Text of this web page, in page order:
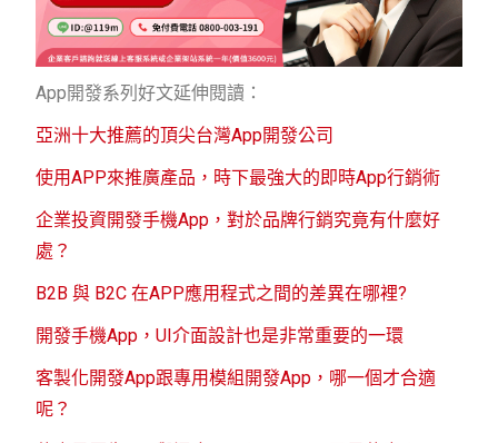
App開發系列好文延伸閱讀：
亞洲十大推薦的頂尖台灣App開發公司
使用APP來推廣產品，時下最強大的即時App行銷術
企業投資開發手機App，對於品牌行銷究竟有什麼好
處？
B2B 與 B2C 在APP應用程式之間的差異在哪裡?
開發手機App，UI介面設計也是非常重要的一環
客製化開發App跟專用模組開發App，哪一個才合適
呢？